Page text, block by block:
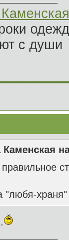
с души
Каменская
храня"